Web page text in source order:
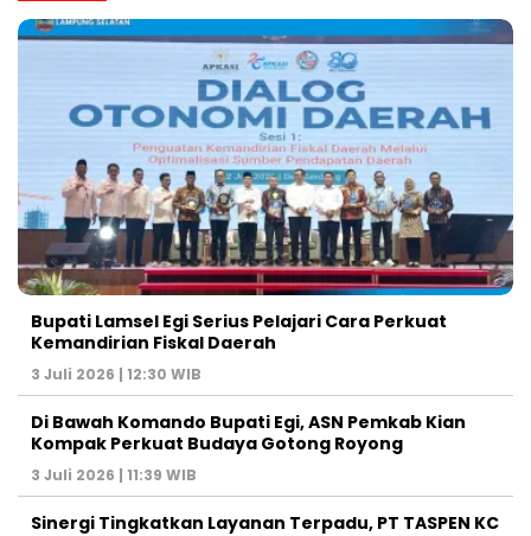
Bupati Lamsel Egi Serius Pelajari Cara Perkuat
Kemandirian Fiskal Daerah
3 Juli 2026 | 12:30 WIB
Di Bawah Komando Bupati Egi, ASN Pemkab Kian
Kompak Perkuat Budaya Gotong Royong
3 Juli 2026 | 11:39 WIB
Sinergi Tingkatkan Layanan Terpadu, PT TASPEN KC